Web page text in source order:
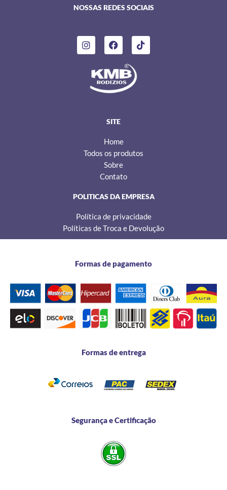
NOSSAS REDES SOCIAIS
I
n
s
g
F
a
c
e
b
o
o
T
i
k
SITE
Home
Todos os produtos
Sobre
Contato
POLITICAS DA EMPRESA
Política de privacidade
Políticas de Troca e Devolução
Formas de pagamento
Formas de entrega
Segurança e Certificação